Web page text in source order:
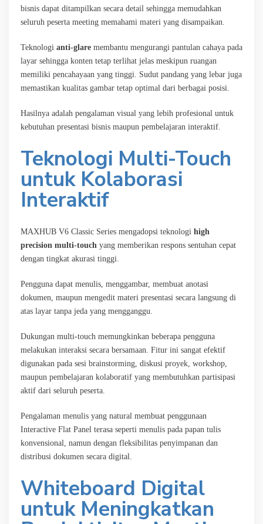
bisnis dapat ditampilkan secara detail sehingga memudahkan
seluruh peserta meeting memahami materi yang disampaikan.
Teknologi anti-glare membantu mengurangi pantulan cahaya pada
layar sehingga konten tetap terlihat jelas meskipun ruangan
memiliki pencahayaan yang tinggi. Sudut pandang yang lebar juga
memastikan kualitas gambar tetap optimal dari berbagai posisi.
Hasilnya adalah pengalaman visual yang lebih profesional untuk
kebutuhan presentasi bisnis maupun pembelajaran interaktif.
Teknologi Multi-Touch
untuk Kolaborasi
Interaktif
MAXHUB V6 Classic Series mengadopsi teknologi high
precision multi-touch yang memberikan respons sentuhan cepat
dengan tingkat akurasi tinggi.
Pengguna dapat menulis, menggambar, membuat anotasi
dokumen, maupun mengedit materi presentasi secara langsung di
atas layar tanpa jeda yang mengganggu.
Dukungan multi-touch memungkinkan beberapa pengguna
melakukan interaksi secara bersamaan. Fitur ini sangat efektif
digunakan pada sesi brainstorming, diskusi proyek, workshop,
maupun pembelajaran kolaboratif yang membutuhkan partisipasi
aktif dari seluruh peserta.
Pengalaman menulis yang natural membuat penggunaan
Interactive Flat Panel terasa seperti menulis pada papan tulis
konvensional, namun dengan fleksibilitas penyimpanan dan
distribusi dokumen secara digital.
Whiteboard Digital
untuk Meningkatkan